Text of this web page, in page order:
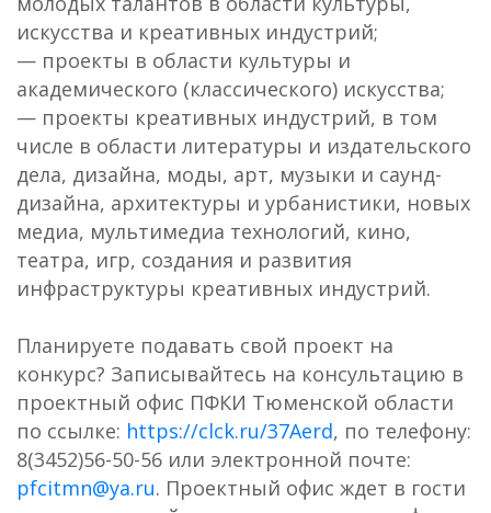
искусства и креативных индустрий;
— проекты в области культуры и
академического (классического) искусства;
— проекты креативных индустрий, в том
числе в области литературы и издательского
дела, дизайна, моды, арт, музыки и саунд-
дизайна, архитектуры и урбанистики, новых
медиа, мультимедиа технологий, кино,
театра, игр, создания и развития
инфраструктуры креативных индустрий.
Планируете подавать свой проект на
конкурс? Записывайтесь на консультацию в
проектный офис ПФКИ Тюменской области
по ссылке: https://clck.ru/37Aerd, по телефону:
8(3452)56-50-56 или электронной почте:
pfcitmn@ya.ru. Проектный офис ждет в гости